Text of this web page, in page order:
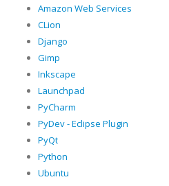
Amazon Web Services
CLion
Django
Gimp
Inkscape
Launchpad
PyCharm
PyDev - Eclipse Plugin
PyQt
Python
Ubuntu